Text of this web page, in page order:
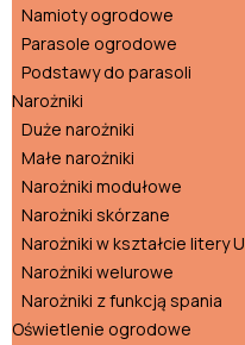
Namioty ogrodowe
Parasole ogrodowe
Podstawy do parasoli
Narożniki
Duże narożniki
Małe narożniki
Narożniki modułowe
Narożniki skórzane
Narożniki w kształcie litery U
Narożniki welurowe
Narożniki z funkcją spania
Oświetlenie ogrodowe